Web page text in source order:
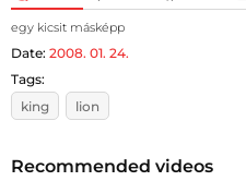
egy kicsit másképp
Date: 2008. 01. 24.
Tags:
king
lion
Recommended videos